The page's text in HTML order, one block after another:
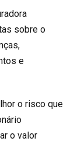
sobre o
e
o risco que
o valor